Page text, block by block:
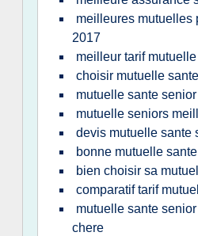
meilleures mutuelles
2017
meilleur tarif
choisir mutuelle
mutuelle sante senior
mutuelle seniors
devis mutuelle sante
bonne mutuelle
bien choisir sa
comparatif tarif
mutuelle sante
chere